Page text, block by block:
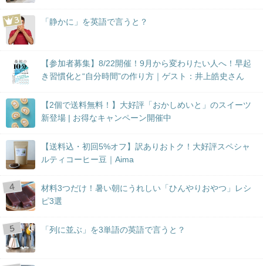
「静かに」を英語で言うと？
【参加者募集】8/22開催！9月から変わりたい人へ！早起
き習慣化と“自分時間”の作り方｜ゲスト：井上皓史さん
【2個で送料無料！】大好評「おかしめいと」のスイーツ
新登場 | お得なキャンペーン開催中
【送料込・初回5%オフ】訳ありおトク！大好評スペシャ
ルティコーヒー豆｜Aima
材料3つだけ！暑い朝にうれしい「ひんやりおやつ」レシ
ピ3選
「列に並ぶ」を3単語の英語で言うと？